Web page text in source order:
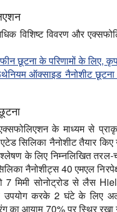
विशिष्ट विवरण और
छूटना के परिणामों के लिए,
ऑक्साइड नैनोशीट
के माध्यम से
सिलिका नैनोशीट तैयार
के लिए निम्नलिखित तरल-
नैनोशीट्स 40 एमएल
7 मिमी सोनोट्रोड से लैस
करके 2 घंटे के लिए
का आयाम 70% पर स्थिर